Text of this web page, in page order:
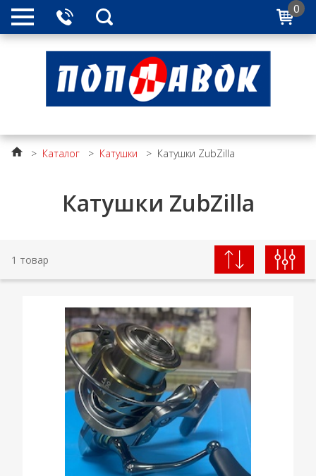
0
> Каталог > Катушки > Катушки ZubZilla
Катушки ZubZilla
1 товар